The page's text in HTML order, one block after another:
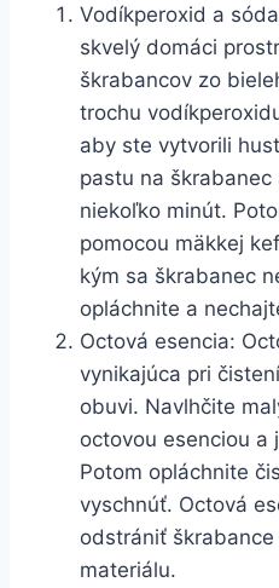
Vodíkperoxid a
skvelý domáci
škrabancov zo
trochu
aby ste‍ vytvorili
pastu‌ na
niekoľko minút.
pomocou mäkkej
kým sa škrabanec
opláchnite a
Octová esencia:
⁣vynikajúca pri
obuvi. Navlhčite‍
octovou esenciou a
Potom opláchnite
vyschnúť. Octová
odstrániť
materiálu.